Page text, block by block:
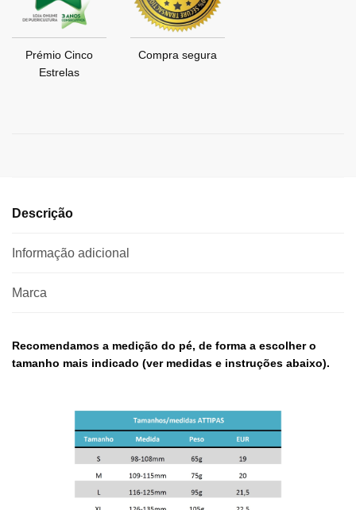
Prémio Cinco
Estrelas
Compra segura
Descrição
Informação adicional
Marca
Recomendamos a medição do pé, de forma a escolher o
tamanho mais indicado (ver medidas e instruções abaixo).